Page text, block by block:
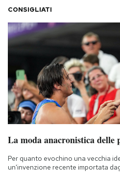
CONSIGLIATI
La moda anacronistica
Per quanto evochino una vecchia
un'invenzione recente importata